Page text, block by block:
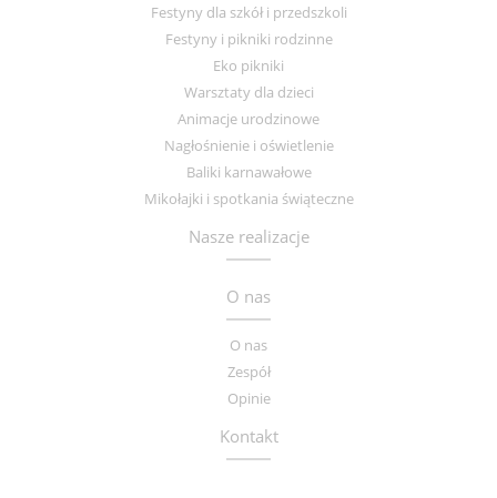
Festyny dla szkół i przedszkoli
Festyny i pikniki rodzinne
Eko pikniki
Warsztaty dla dzieci
Animacje urodzinowe
Nagłośnienie i oświetlenie
Baliki karnawałowe
Mikołajki i spotkania świąteczne
Nasze realizacje
O nas
O nas
Zespół
Opinie
Kontakt